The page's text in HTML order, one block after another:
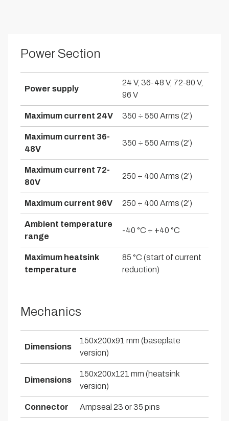
Power Section
Power supply
24 V, 36-48 V, 72-80 V,
96 V
Maximum current 24V 350 ÷ 550 Arms (2')
Maximum current 36-
48V
350 ÷ 550 Arms (2')
Maximum current 72-
80V
250 ÷ 400 Arms (2')
Maximum current 96V 250 ÷ 400 Arms (2')
Ambient temperature
range
-40 °C ÷ +40 °C
Maximum heatsink
temperature
85 °C (start of current
reduction)
Mechanics
Dimensions
150x200x91 mm (baseplate
version)
Dimensions
150x200x121 mm (heatsink
version)
Connector Ampseal 23 or 35 pins